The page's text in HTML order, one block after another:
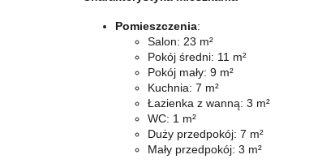
Pomieszczenia:
Salon: 23 m²
Pokój średni: 11 m²
Pokój mały: 9 m²
Kuchnia: 7 m²
Łazienka z wanną: 3 m²
WC: 1 m²
Duży przedpokój: 7 m²
Mały przedpokój: 3 m²